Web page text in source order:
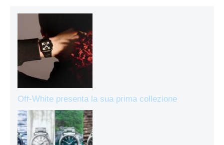
Off-White presenta la sua prima collezione